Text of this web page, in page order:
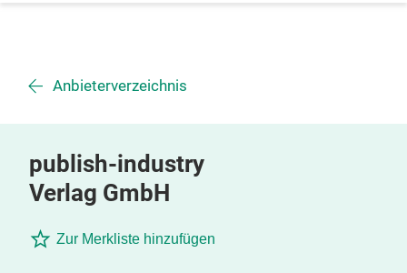
Anbieterverzeichnis
publish-industry
Verlag GmbH
Zur Merkliste hinzufügen